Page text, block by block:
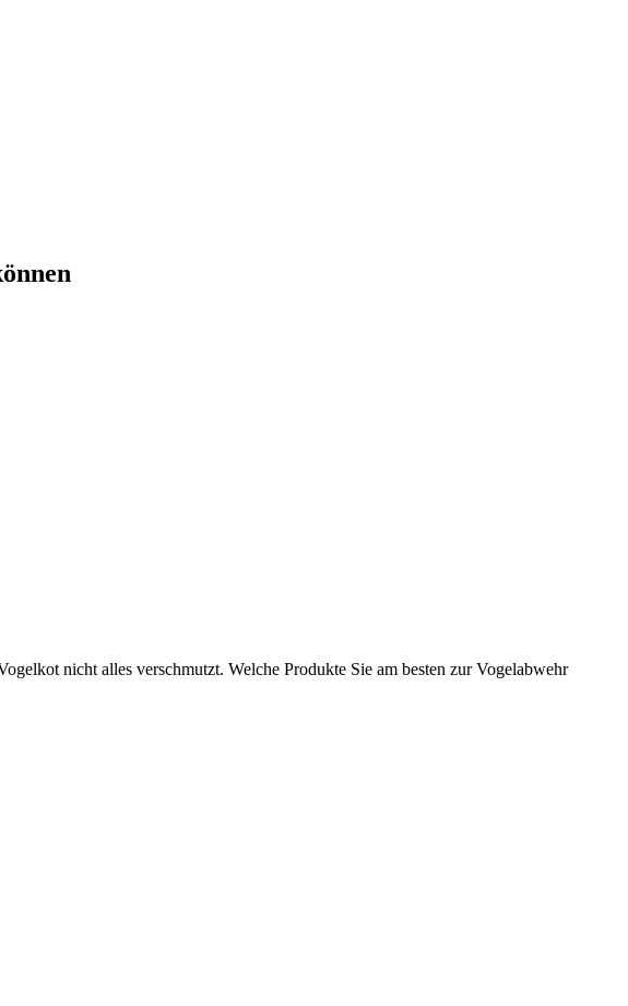
nicht alles verschmutzt. Welche Produkte Sie am besten zur Vogelabwehr